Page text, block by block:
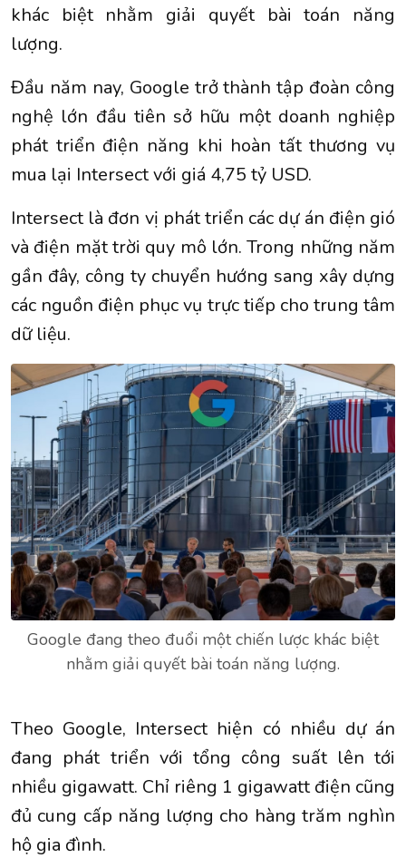
khác biệt nhằm giải quyết bài toán năng
lượng.
Đầu năm nay, Google trở thành tập đoàn công
nghệ lớn đầu tiên sở hữu một doanh nghiệp
phát triển điện năng khi hoàn tất thương vụ
mua lại Intersect với giá 4,75 tỷ USD.
Intersect là đơn vị phát triển các dự án điện gió
và điện mặt trời quy mô lớn. Trong những năm
gần đây, công ty chuyển hướng sang xây dựng
các nguồn điện phục vụ trực tiếp cho trung tâm
dữ liệu.
Google đang theo đuổi một chiến lược khác biệt
nhằm giải quyết bài toán năng lượng.
Theo Google, Intersect hiện có nhiều dự án
đang phát triển với tổng công suất lên tới
nhiều gigawatt. Chỉ riêng 1 gigawatt điện cũng
đủ cung cấp năng lượng cho hàng trăm nghìn
hộ gia đình.